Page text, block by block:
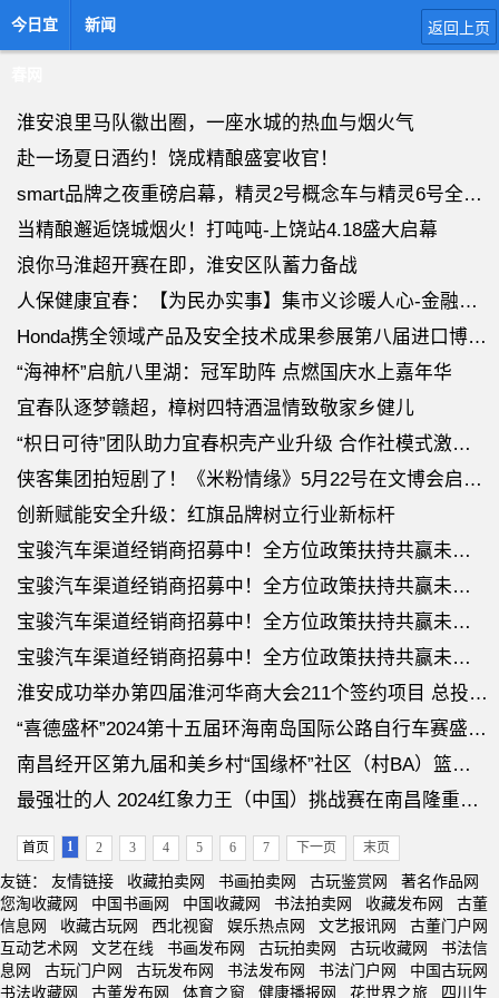
今日宜 新闻 返回上页
淮安浪里马队徽出圈，一座水城的热血与烟火气
赴一场夏日酒约！饶成精酿盛宴收官！
smart品牌之夜重磅启幕，精灵2号概念车与精灵6号全球首秀
当精酿邂逅饶城烟火！打吨吨-上饶站4.18盛大启幕
浪你马淮超开赛在即，淮安区队蓄力备战
人保健康宜春：【为民办实事】集市义诊暖人心-金融科普护权益
Honda携全领域产品及安全技术成果参展第八届进口博览会
“海神杯”启航八里湖：冠军助阵 点燃国庆水上嘉年华
宜春队逐梦赣超，樟树四特酒温情致敬家乡健儿
“枳日可待”团队助力宜春枳壳产业升级 合作社模式激活乡村经济
侠客集团拍短剧了！《米粉情缘》5月22号在文博会启动新闻发布会！
创新赋能安全升级：红旗品牌树立行业新标杆
宝骏汽车渠道经销商招募中！全方位政策扶持共赢未来！
宝骏汽车渠道经销商招募中！全方位政策扶持共赢未来！
宝骏汽车渠道经销商招募中！全方位政策扶持共赢未来！
宝骏汽车渠道经销商招募中！全方位政策扶持共赢未来！
淮安成功举办第四届淮河华商大会211个签约项目 总投资1486.4亿元
“喜德盛杯”2024第十五届环海南岛国际公路自行车赛盛大开幕
南昌经开区第九届和美乡村“国缘杯”社区（村BA）篮球联赛正式开赛！
最强壮的人 2024红象力王（中国）挑战赛在南昌隆重举行
首页 1 2 3 4 5 6 7 下一页 末页
友链： 友情链接 收藏拍卖网 书画拍卖网 古玩鉴赏网
著名作品网
您淘收藏网
中国书画网 中国收藏网 书法拍卖网 收藏发布网
古董
信息网
收藏古玩网 西北视窗 娱乐热点网 文艺报讯网
古董门户网
互动艺术网
文艺在线 书画发布网 古玩拍卖网 古玩收藏网
书法信
息网
古玩门户网 古玩发布网 书法发布网 书法门户网
中国古玩网
书法收藏网
古董发布网 体育之窗 健康播报网 花世界之旅 四川生